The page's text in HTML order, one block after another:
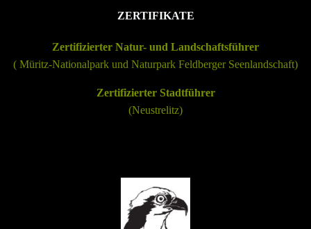
ZERTIFIKATE
Zertifizierter Natur- und Landschaftsführer
( Müritz-Nationalpark und Naturpark Feldberger Seenlandschaft)
Zertifizierter Stadtführer
(Neustrelitz)